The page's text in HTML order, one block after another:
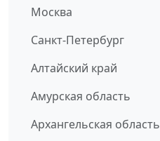
Москва
Санкт-Петербург
Алтайский край
Амурская область
Архангельская область